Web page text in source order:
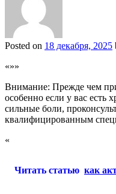
Posted on 18 декабря, 2025
«»»
Внимание: Прежде чем
особенно если у вас есть
сильные боли,
квалифицированным
«
Читать статью как